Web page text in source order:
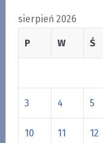
sierpień 2026
P W Ś
3 4 5
10 11 12